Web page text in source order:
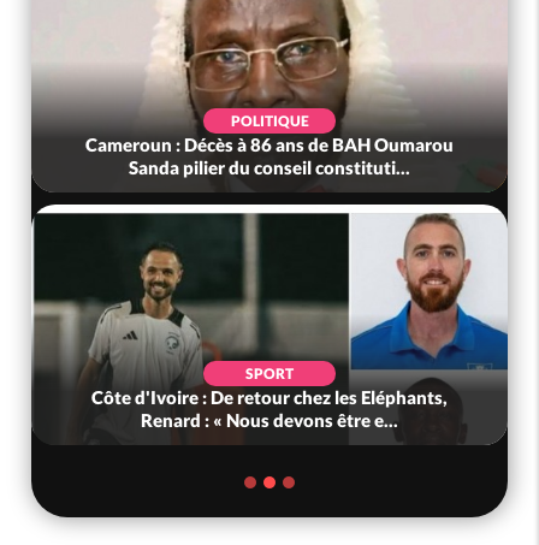
POLITIQUE
Cameroun : Décès à 86 ans de BAH Oumarou
Sanda pilier du conseil constituti...
SPORT
Côte d'Ivoire : De retour chez les Eléphants,
Renard : « Nous devons être e...